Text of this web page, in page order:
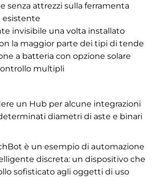
senza attrezzi sulla ferramenta
esistente
invisibile una volta installato
la maggior parte dei tipi di tende
a batteria con opzione solare
multipli
un Hub per alcune integrazioni
diametri di aste e binari
è un esempio di automazione
discreta: un dispositivo che
sofisticato agli oggetti di uso